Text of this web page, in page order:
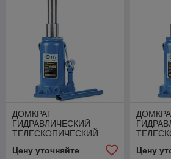
ДОМКРАТ
ГИДРАВЛИЧЕСКИЙ
ТЕЛЕСКОПИЧЕСКИЙ
УРОВНЯ)
Цену уточняйте
TOR
Цену